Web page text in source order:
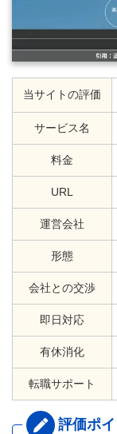
当サイトの評価
サービス名
料金
URL
運営会社
形態
会社との交渉
即日対応
有休消化
転職サポート